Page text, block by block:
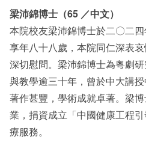
梁沛錦博士（65 ／中文）
本院校友梁沛錦博士於二〇二
享年八十八歲，本院同仁深表
深切慰問。梁沛錦博士為粵劇
與教學逾三十年，曾於中大講
著作甚豐，學術成就卓著。梁
業，捐資成立「中國健康工程
療服務。